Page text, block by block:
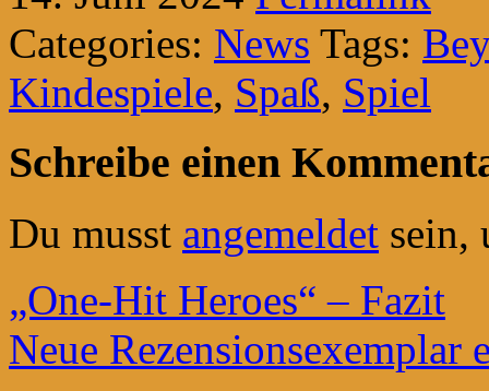
Categories: News Tags:
Kindespiele, Spaß, Spiel
Schreibe einen
Du musst angemeldet sein,
„One-Hit Heroes“ – Fazit
Neue Rezensionsexemplar